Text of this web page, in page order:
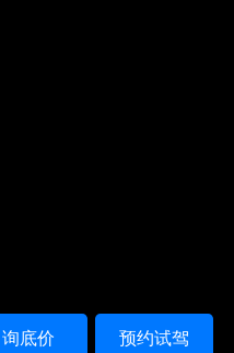
预约试驾
询底价